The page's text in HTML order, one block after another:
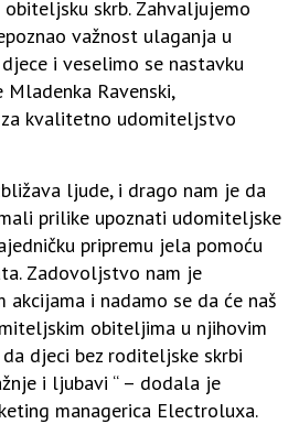
skrb. Zahvaljujemo
važnost ulaganja u
i veselimo se nastavku
Ravenski,
za kvalitetno udomiteljstvo
ljude, i drago nam je da
prilike upoznati udomiteljske
pripremu jela pomoću
Zadovoljstvo nam je
i nadamo se da će naš
obiteljima u njihovim
djeci bez roditeljske skrbi
i ljubavi “ – dodala je
managerica Electroluxa.